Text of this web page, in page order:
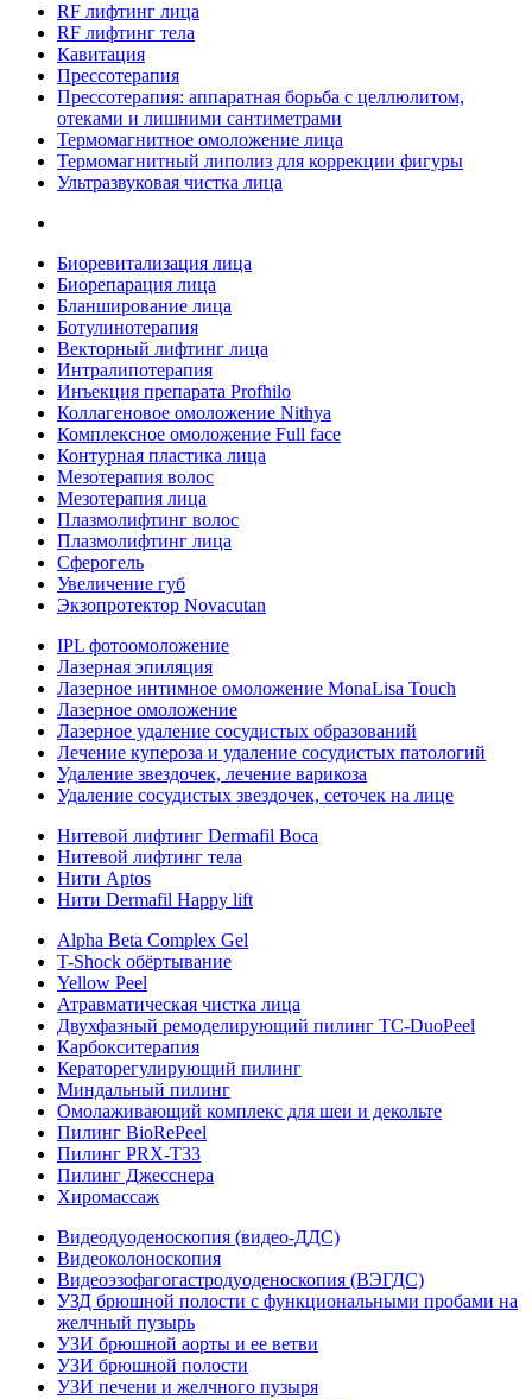
RF лифтинг лица
RF лифтинг тела
Кавитация
Прессотерапия
Прессотерапия: аппаратная борьба с целлюлитом,
отеками и лишними сантиметрами
Термомагнитное омоложение лица
Термомагнитный липолиз для коррекции фигуры
Ультразвуковая чистка лица
Биоревитализация лица
Биорепарация лица
Бланширование лица
Ботулинотерапия
Векторный лифтинг лица
Интралипотерапия
Инъекция препарата Profhilo
Коллагеновое омоложение Nithya
Комплексное омоложение Full face
Контурная пластика лица
Мезотерапия волос
Мезотерапия лица
Плазмолифтинг волос
Плазмолифтинг лица
Сферогель
Увеличение губ
Экзопротектор Novacutan
IPL фотоомоложение
Лазерная эпиляция
Лазерное интимное омоложение MonaLisa Touch
Лазерное омоложение
Лазерное удаление сосудистых образований
Лечение купероза и удаление сосудистых патологий
Удаление звездочек, лечение варикоза
Удаление сосудистых звездочек, сеточек на лице
Нитевой лифтинг Dermafil Boca
Нитевой лифтинг тела
Нити Aptos
Нити Dermafil Happy lift
Alpha Beta Complex Gel
T-Shock обёртывание
Yellow Peel
Атравматическая чистка лица
Двухфазный ремоделирующий пилинг TC-DuoPeel
Карбокситерапия
Кераторегулирующий пилинг
Миндальный пилинг
Омолаживающий комплекс для шеи и декольте
Пилинг BioRePeel
Пилинг PRX-T33
Пилинг Джесснера
Хиромассаж
Видеодуоденоскопия (видео-ДДС)
Видеоколоноскопия
Видеоэзофагогастродуоденоскопия (ВЭГДС)
УЗД брюшной полости с функциональными пробами на
желчный пузырь
УЗИ брюшной аорты и ее ветви
УЗИ брюшной полости
УЗИ печени и желчного пузыря